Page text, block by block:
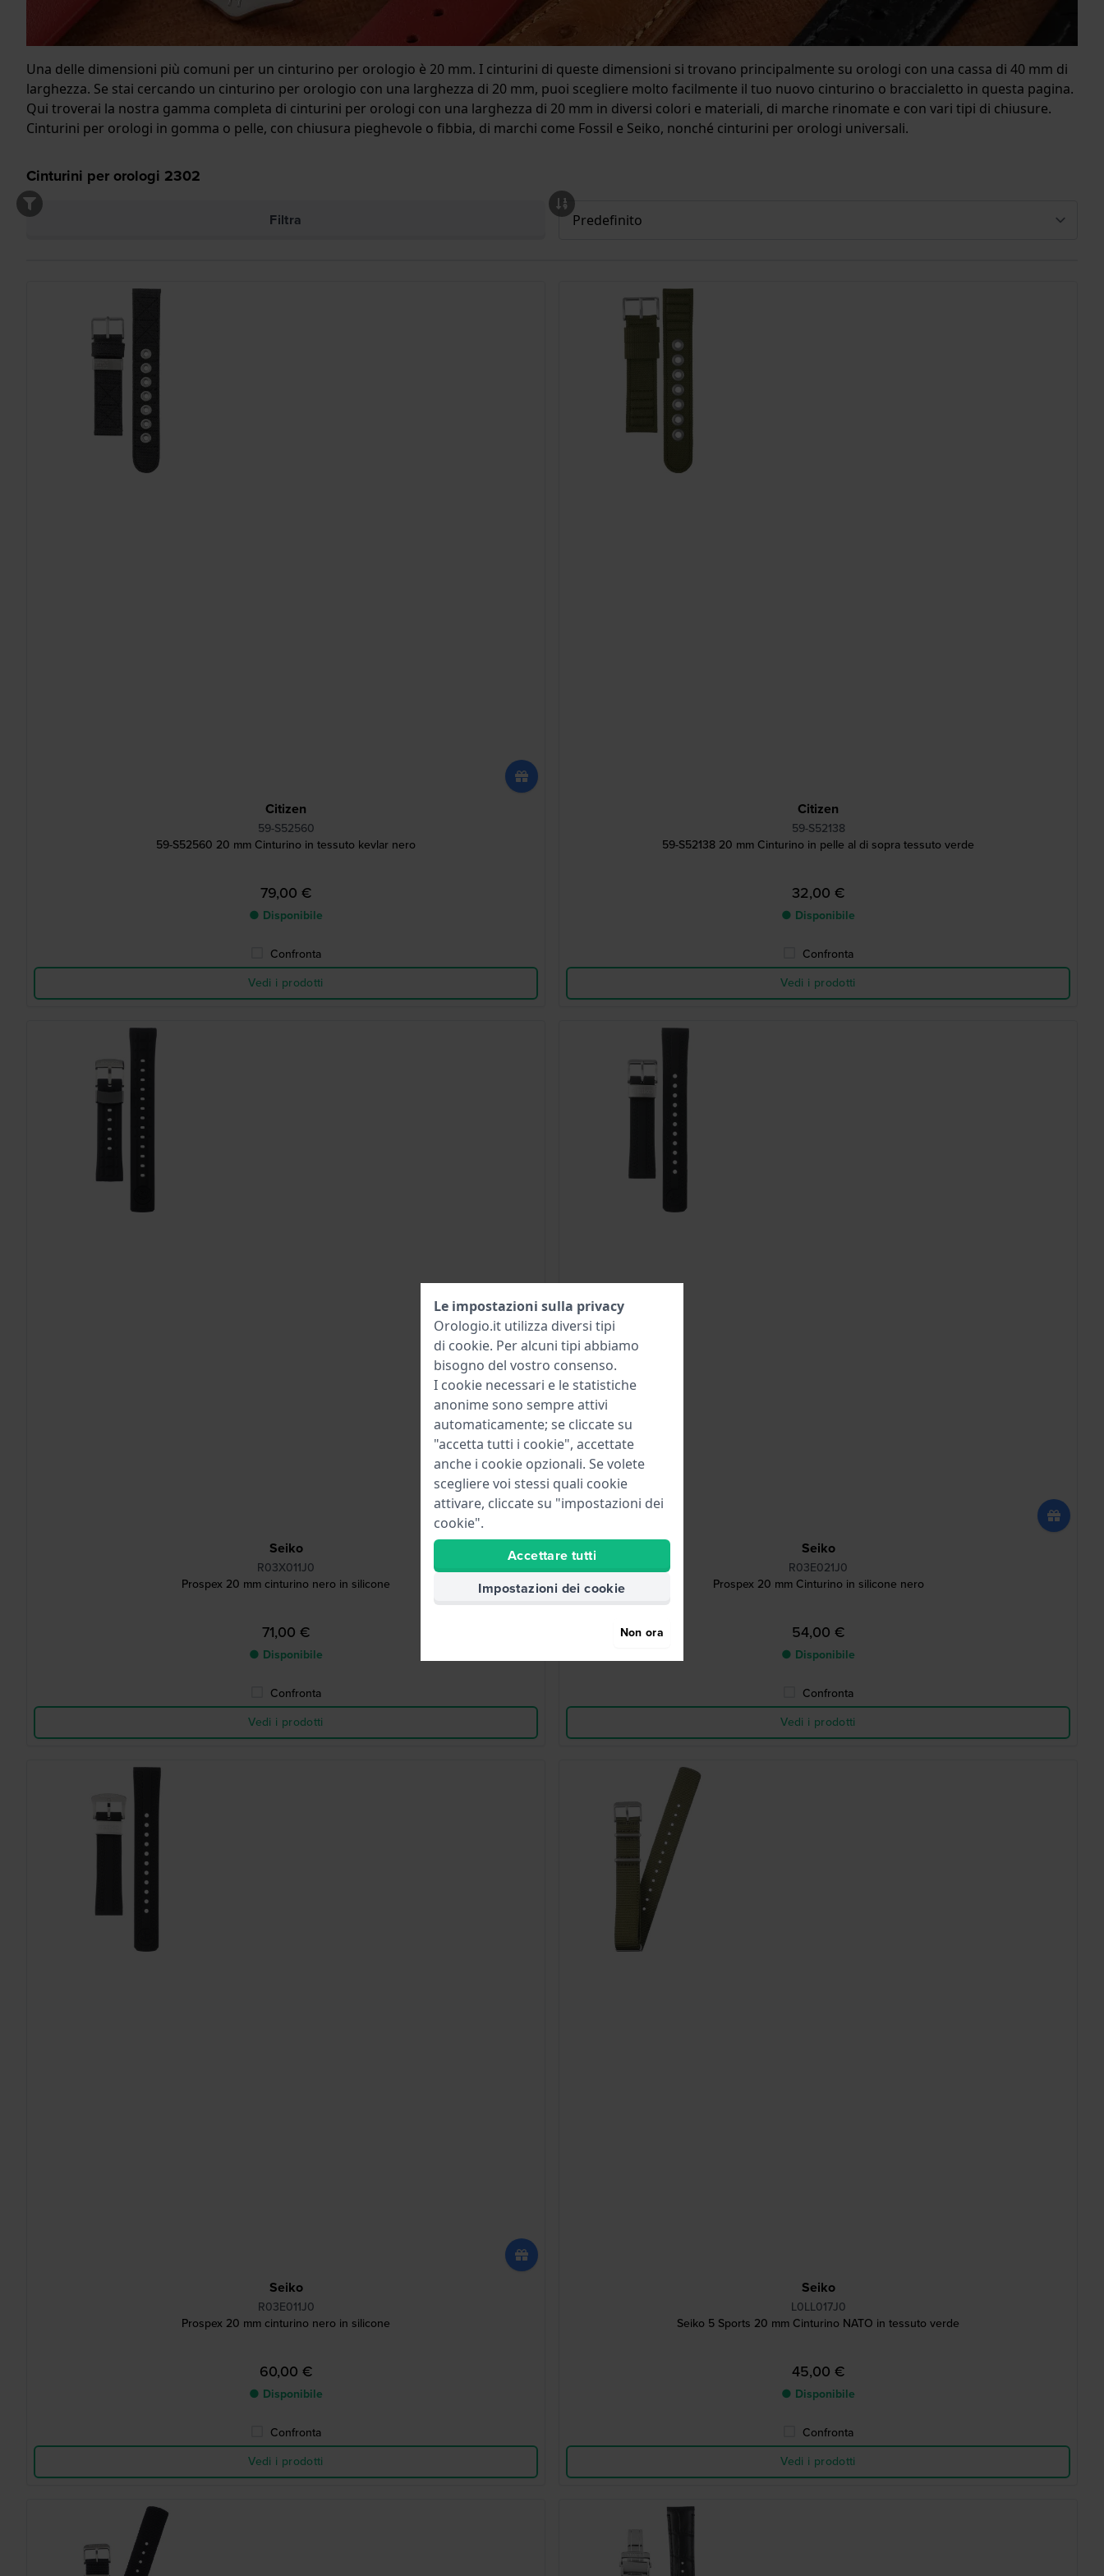
Una delle dimensioni più comuni per un cinturino per orologio è 20 mm. I cinturini di queste dimensioni si trovano principalmente su orologi con una cassa di 40 mm di
larghezza. Se stai cercando un cinturino per orologio con una larghezza di 20 mm, puoi scegliere molto facilmente il tuo nuovo cinturino o braccialetto in questa pagina.
Qui troverai la nostra gamma completa di cinturini per orologi con una larghezza di 20 mm in diversi colori e materiali, di marche rinomate e con vari tipi di chiusure.
Cinturini per orologi in gomma o pelle, con chiusura pieghevole o fibbia, di marchi come Fossil e Seiko, nonché cinturini per orologi universali.
Cinturini per orologi 2302
Filtra
Citizen
59-S52560
59-S52560 20 mm Cinturino in tessuto kevlar nero
79,00 €
● Disponibile
Confronta
Vedi i prodotti
Citizen
59-S52138
59-S52138 20 mm Cinturino in pelle al di sopra tessuto verde
32,00 €
● Disponibile
Confronta
Vedi i prodotti
Seiko
R03X011J0
Prospex 20 mm cinturino nero in silicone
71,00 €
● Disponibile
Confronta
Vedi i prodotti
Seiko
R03E021J0
Prospex 20 mm Cinturino in silicone nero
54,00 €
● Disponibile
Confronta
Vedi i prodotti
Seiko
R03E011J0
Prospex 20 mm cinturino nero in silicone
60,00 €
● Disponibile
Confronta
Vedi i prodotti
Seiko
L0LL017J0
Seiko 5 Sports 20 mm Cinturino NATO in tessuto verde
45,00 €
● Disponibile
Confronta
Vedi i prodotti
Le impostazioni sulla privacy
Orologio.it utilizza diversi tipi
di cookie. Per alcuni tipi abbiamo
bisogno del vostro consenso.
I cookie necessari e le statistiche
anonime sono sempre attivi
automaticamente; se cliccate su
"accetta tutti i cookie", accettate
anche i cookie opzionali. Se volete
scegliere voi stessi quali cookie
attivare, cliccate su "impostazioni dei
cookie".
Accettare tutti
Impostazioni dei cookie
Non ora